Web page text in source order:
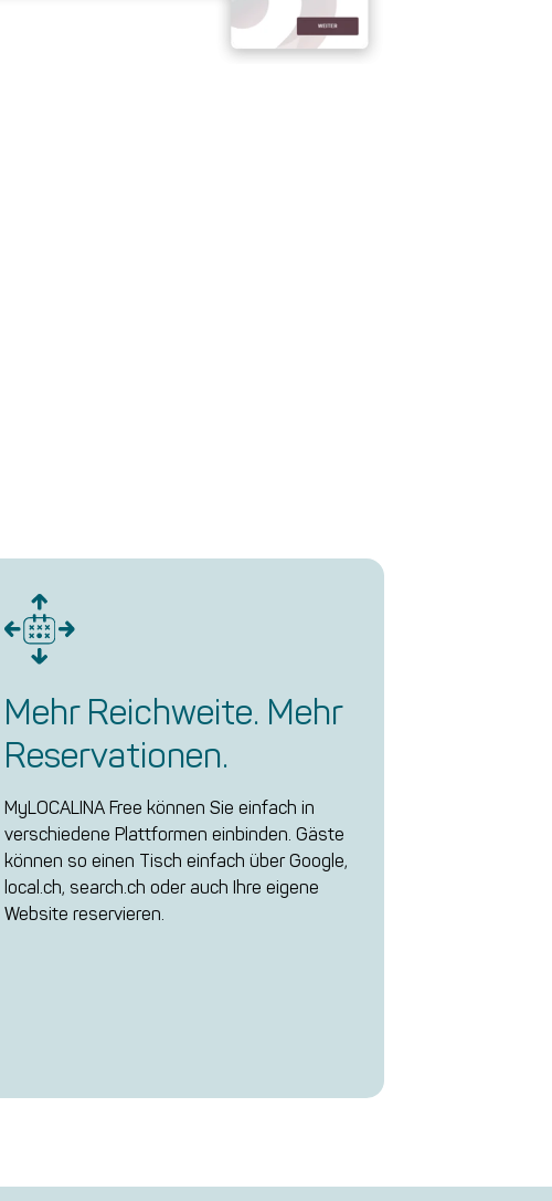
Mehr Reichweite. Mehr
Reservationen.
MyLOCALINA Free können Sie einfach in
verschiedene Plattformen einbinden. Gäste
können so einen Tisch einfach über Google,
local.ch, search.ch oder auch Ihre eigene
Website reservieren.